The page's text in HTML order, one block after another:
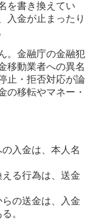
を書き換えてい
入金が止まったり
。金融庁の金融犯
移動業者への異名
止・拒否対応が論
の移転やマネー・
入金は、本人名
る行為は、送金
の送金は、入金
。